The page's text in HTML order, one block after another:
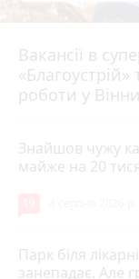
Вакансії в
роботи у
4 серпня 2026 р.
Знайшов чужу
майже на 20
Парк біля
занепадає. Але